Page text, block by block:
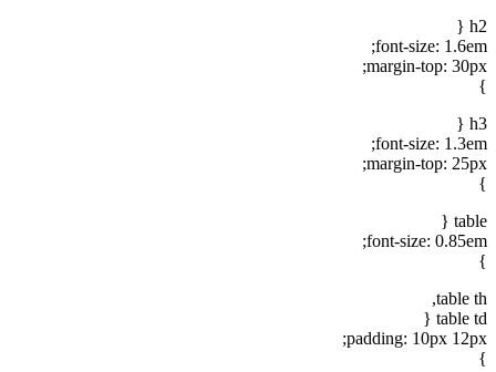
h2 {
font-size: 1.6em;
margin-top: 30px;
}
h3 {
font-size: 1.3em;
margin-top: 25px;
}
table {
font-size: 0.85em;
}
table th,
table td {
padding: 10px 12px;
}